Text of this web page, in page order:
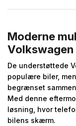
Moderne
Volkswagen
De understøttede
populære biler,
begrænset
Med denne
løsning, hvor
bilens skærm.